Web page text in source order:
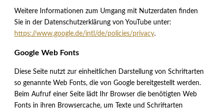
Weitere Informationen zum Umgang mit Nutzerdaten finden
Sie in der Datenschutzerklärung von YouTube unter:
https://www.google.de/intl/de/policies/privacy.
Google Web Fonts
Diese Seite nutzt zur einheitlichen Darstellung von Schriftarten
so genannte Web Fonts, die von Google bereitgestellt werden.
Beim Aufruf einer Seite lädt Ihr Browser die benötigten Web
Fonts in ihren Browsercache, um Texte und Schriftarten